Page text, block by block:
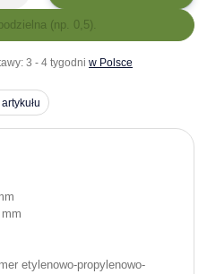
(np. 0,5).
3 - 4 tygodni w Polsce
etylenowo-propylenowo-